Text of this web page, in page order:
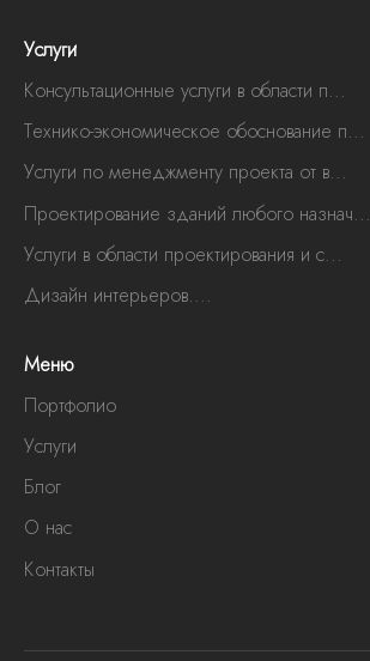
Услуги
Консультационные услуги в области п...
Технико-экономическое обоснование п...
Услуги по менеджменту проекта от в...
Проектирование зданий любого назнач...
Услуги в области проектирования и с...
Дизайн интерьеров....
Меню
Портфолио
Услуги
Блог
О нас
Контакты